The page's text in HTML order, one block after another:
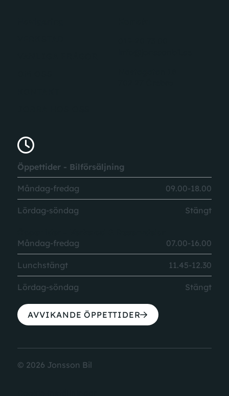
Öppettider - Bilförsäljning
Måndag-fredag 09.00-18.00
Lördag-söndag Stängt
Måndag-fredag
07.00-16.00
Lunchstängt 11.45-12.30
Lördag-söndag Stängt
AVVIKANDE ÖPPETTIDER
© 2026 Jonsson Bil